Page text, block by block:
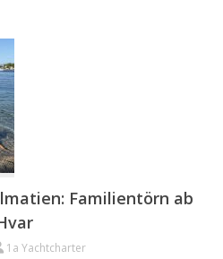
Familientörn ab
1a Yachtcharter